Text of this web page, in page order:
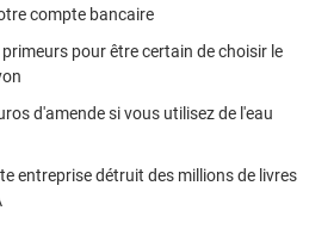
compte bancaire
pour être certain de choisir le
d'amende si vous utilisez de l'eau
entreprise détruit des millions de livres